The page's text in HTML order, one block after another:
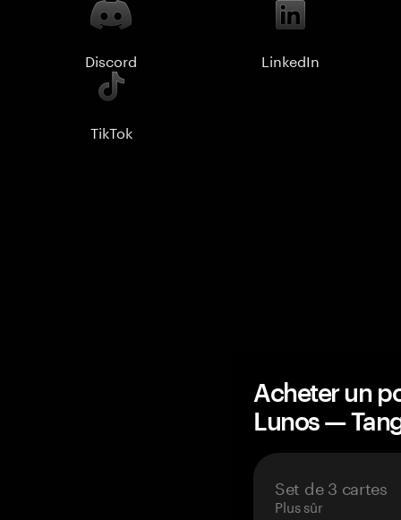
Discord LinkedIn
TikTok
Acheter un
Lunos —
Set de 3 cartes
Plus sûr